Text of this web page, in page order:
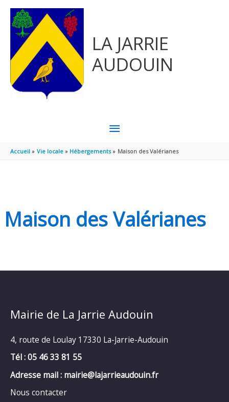
LA JARRIE
AUDOUIN
MENU
PRINCIPAL
Accueil Vie locale Hébergements Maison des Valérianes
Maison des Valérianes
Mairie de La Jarrie Audouin
4, route de Loulay 17330 La-Jarrie-Audouin
Tél : 05 46 33 81 55
Adresse mail : mairie@lajarrieaudouin.fr
Nous contacter